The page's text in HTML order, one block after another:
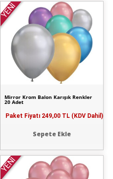
YENİ
Mirror Krom Balon Karışık Renkler
20 Adet
Paket Fiyatı 249,00 TL (KDV Dahil)
Sepete Ekle
YENİ